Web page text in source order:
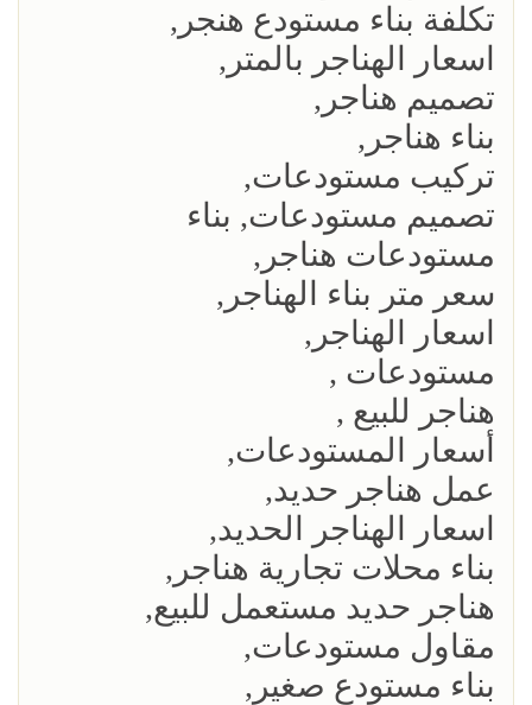
تكلفة بناء مستودع هنجر,
اسعار الهناجر بالمتر,
تصميم هناجر,
بناء هناجر,
تركيب مستودعات,
تصميم مستودعات, بناء
مستودعات هناجر,
سعر متر بناء الهناجر,
اسعار الهناجر,
مستودعات ,
هناجر للبيع ,
أسعار المستودعات,
عمل هناجر حديد,
اسعار الهناجر الحديد,
بناء محلات تجارية هناجر,
هناجر حديد مستعمل للبيع,
مقاول مستودعات,
بناء مستودع صغير,